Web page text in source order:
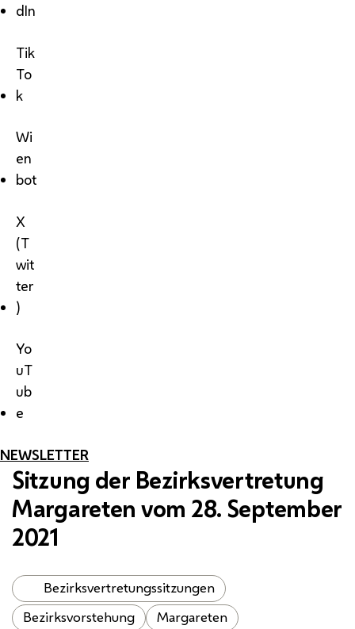
dIn
Tik
To
k
Wi
en
bot
X
(T
wit
ter
)
Yo
uT
ub
e
NEWSLETTER
Sitzung der Bezirksvertretung
Margareten vom 28. September
2021
Bezirksvertretungssitzungen
Bezirksvorstehung
Margareten